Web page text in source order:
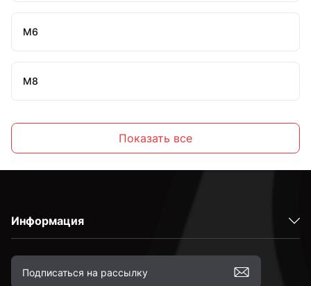
М6
М8
Показать все
Информация